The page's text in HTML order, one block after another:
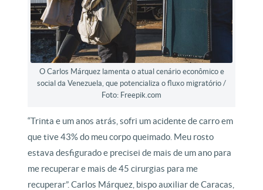
O Carlos Márquez lamenta o atual cenário econômico e
social da Venezuela, que potencializa o fluxo migratório /
Foto: Freepik.com
“Trinta e um anos atrás, sofri um acidente de carro em
que tive 43% do meu corpo queimado. Meu rosto
estava desfigurado e precisei de mais de um ano para
me recuperar e mais de 45 cirurgias para me
recuperar”. Carlos Márquez, bispo auxiliar de Caracas,